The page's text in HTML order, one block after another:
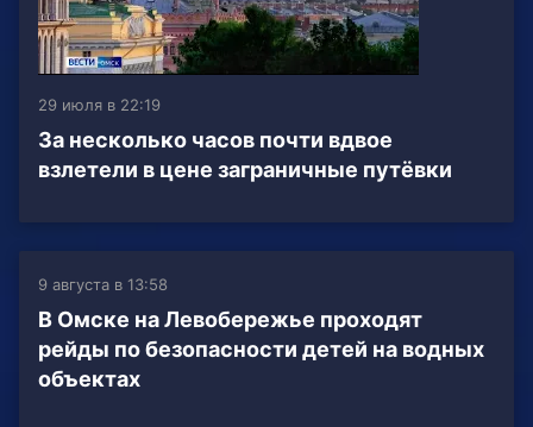
29 июля в 22:19
За несколько часов почти вдвое
взлетели в цене заграничные путёвки
9 августа в 13:58
В Омске на Левобережье проходят
рейды по безопасности детей на водных
объектах